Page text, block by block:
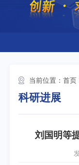
当前位置： 首页
科研进展
刘国明等